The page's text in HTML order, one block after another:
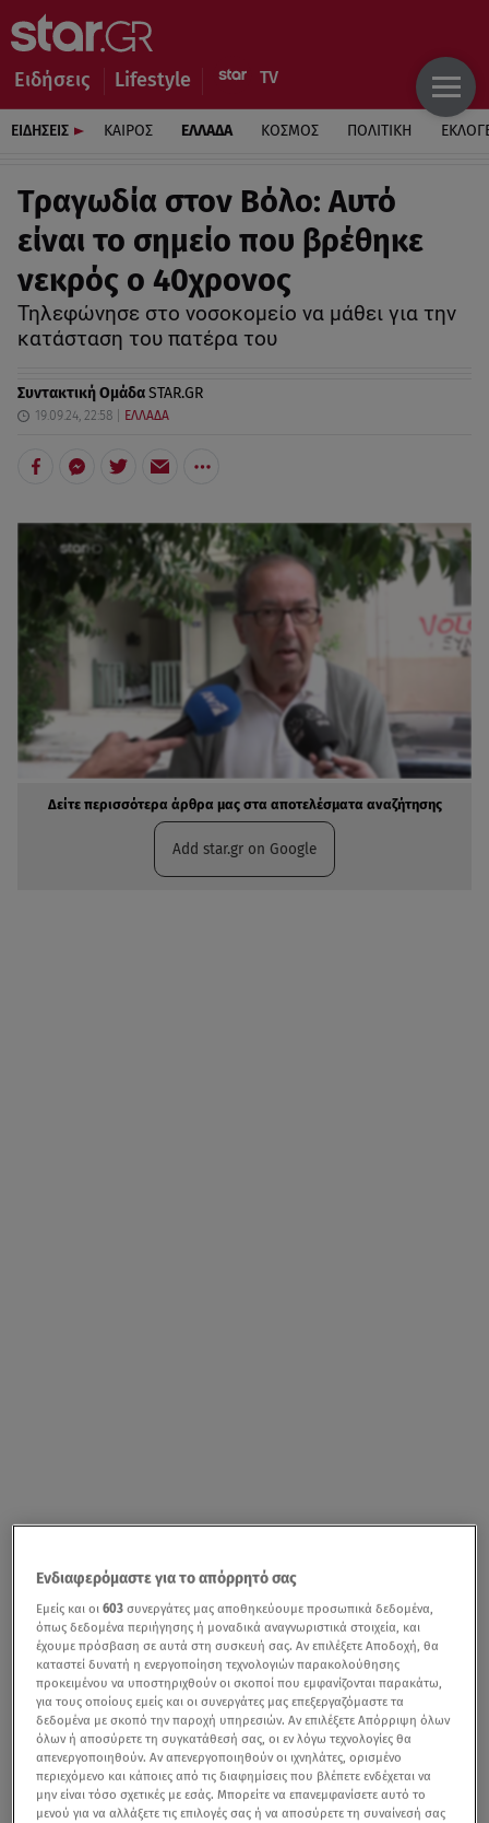
Ειδήσεις Lifestyle
ΕΙΔΗΣΕΙΣ ΚΑΙΡΟΣ ΕΛΛΑΔΑ ΚΟΣΜΟΣ ΠΟΛΙΤΙΚΗ
Τραγωδία στον Βόλο: Αυτό
είναι το σημείο που βρέθηκε
νεκρός ο 40χρονος
Τηλεφώνησε στο νοσοκομείο να μάθει για την
κατάσταση του πατέρα του
Συντακτική ΟμάδαSTAR.GR
19.09.24, 22:58 ΕΛΛΑΔΑ
Δείτε περισσότερα άρθρα μας στα αποτελέσματα αναζήτησης
Add star.gr on Google
Ενδιαφερόμαστε για το απόρρητό σας
Εμείς και οι603 συνεργάτες μας αποθηκεύουμε προσωπικά δεδομένα,
όπως δεδομένα περιήγησης ή μοναδικά αναγνωριστικά στοιχεία, και
έχουμε πρόσβαση σε αυτά στη συσκευή σας. Αν επιλέξετε Αποδοχή, θα
καταστεί δυνατή η ενεργοποίηση τεχνολογιών παρακολούθησης
προκειμένου να υποστηριχθούν οι σκοποί που εμφανίζονται παρακάτω,
για τους οποίους εμείς και οι συνεργάτες μας επεξεργαζόμαστε τα
δεδομένα με σκοπό την παροχή υπηρεσιών. Αν επιλέξετε Απόρριψη όλων
όλων ή αποσύρετε τη συγκατάθεσή σας, οι εν λόγω τεχνολογίες θα
απενεργοποιηθούν. Αν απενεργοποιηθούν οι ιχνηλάτες, ορισμένο
περιεχόμενο και κάποιες από τις διαφημίσεις που βλέπετε ενδέχεται να
μην είναι τόσο σχετικές με εσάς. Μπορείτε να επανεμφανίσετε αυτό το
μενού για να αλλάξετε τις επιλογές σας ή να αποσύρετε τη συναίνεσή σας